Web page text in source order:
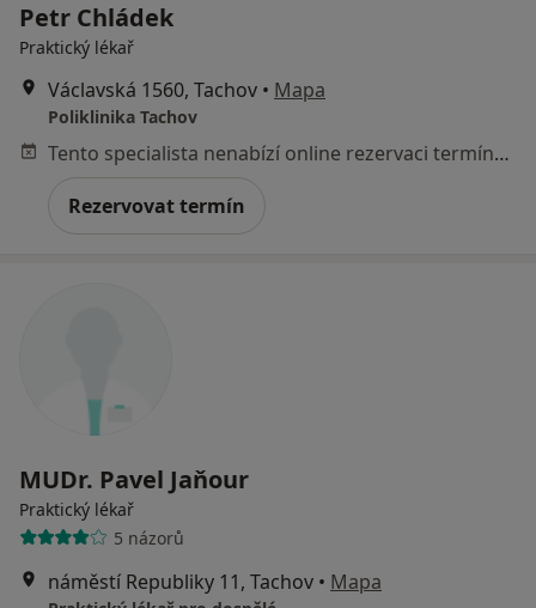
Petr Chládek
Praktický lékař
Václavská 1560, Tachov • Mapa
Poliklinika Tachov
Tento specialista nenabízí online rezervaci termínu na této adrese.
Rezervovat termín
MUDr. Pavel Jaňour
Praktický lékař
5 názorů
náměstí Republiky 11, Tachov • Mapa